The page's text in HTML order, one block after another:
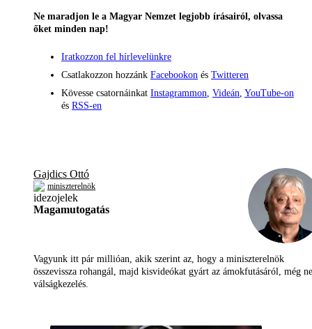
Ne maradjon le a Magyar Nemzet legjobb írásairól, olvassa
őket minden nap!
Iratkozzon fel hírlevelünkre
Csatlakozzon hozzánk Facebookon és Twitteren
Kövesse csatornáinkat Instagrammon, Videán, YouTube-on
és RSS-en
Gajdics Ottó
miniszterelnök
Magamutogatás
Vagyunk itt pár millióan, akik szerint az, hogy a miniszterelnök
összevissza rohangál, majd kisvideókat gyárt az ámokfutásáról, még
válságkezelés.